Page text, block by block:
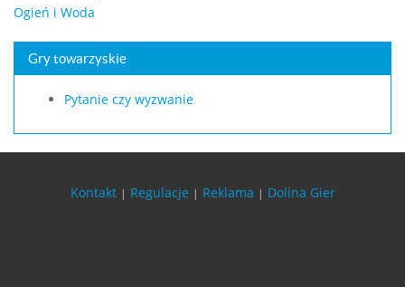
Ogień i Woda
Gry towarzyskie
Pytanie czy wyzwanie
Kontakt | Regulacje | Reklama | Dolina Gier